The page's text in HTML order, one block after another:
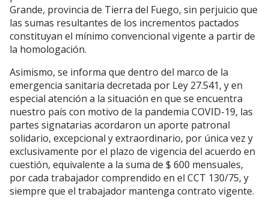
Grande, provincia de Tierra del Fuego, sin perjuicio que
las sumas resultantes de los incrementos pactados
constituyan el mínimo convencional vigente a partir de
la homologación.
Asimismo, se informa que dentro del marco de la
emergencia sanitaria decretada por Ley 27.541, y en
especial atención a la situación en que se encuentra
nuestro país con motivo de la pandemia COVID-19, las
partes signatarias acordaron un aporte patronal
solidario, excepcional y extraordinario, por única vez y
exclusivamente por el plazo de vigencia del acuerdo en
cuestión, equivalente a la suma de $ 600 mensuales,
por cada trabajador comprendido en el CCT 130/75, y
siempre que el trabajador mantenga contrato vigente.